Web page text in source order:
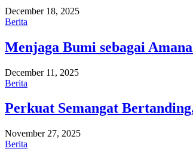
December 18, 2025
Berita
Menjaga Bumi sebagai
December 11, 2025
Berita
Perkuat Semangat
November 27, 2025
Berita